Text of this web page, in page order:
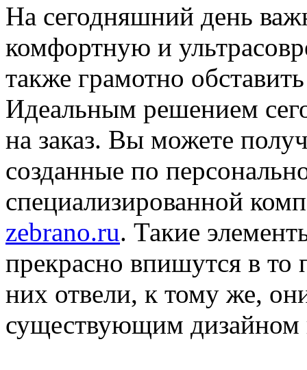
На сегодняшний день
комфортную и
также грамотно
Идеальным решением
на заказ. Вы можете
созданные по
специализированной
zebrano.ru. Такие
прекрасно впишутся в то
них отвели, к тому же,
существующим дизайном